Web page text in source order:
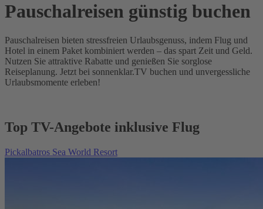
Pauschalreisen günstig buchen
Pauschalreisen bieten stressfreien Urlaubsgenuss, indem Flug und
Hotel in einem Paket kombiniert werden – das spart Zeit und Geld.
Nutzen Sie attraktive Rabatte und genießen Sie sorglose
Reiseplanung. Jetzt bei sonnenklar.TV buchen und unvergessliche
Urlaubsmomente erleben!
Top TV-Angebote inklusive Flug
Pickalbatros Sea World Resort